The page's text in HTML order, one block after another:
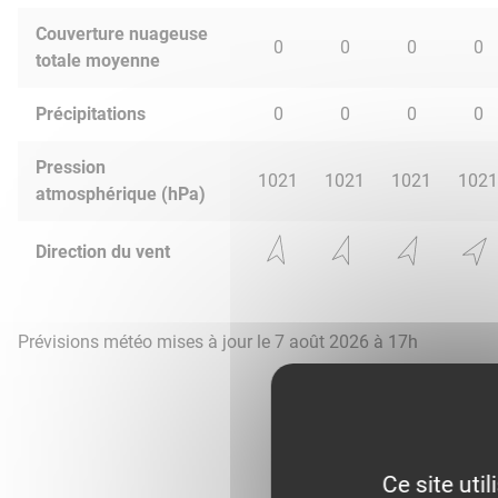
Couverture nuageuse
totale moyenne
0 0 0 0
Précipitations 0 0 0 0
Pression
atmosphérique (hPa)
1021 1021 1021 1021
Direction du vent
Prévisions météo mises à jour le 7 août 2026 à 17h
Ce site